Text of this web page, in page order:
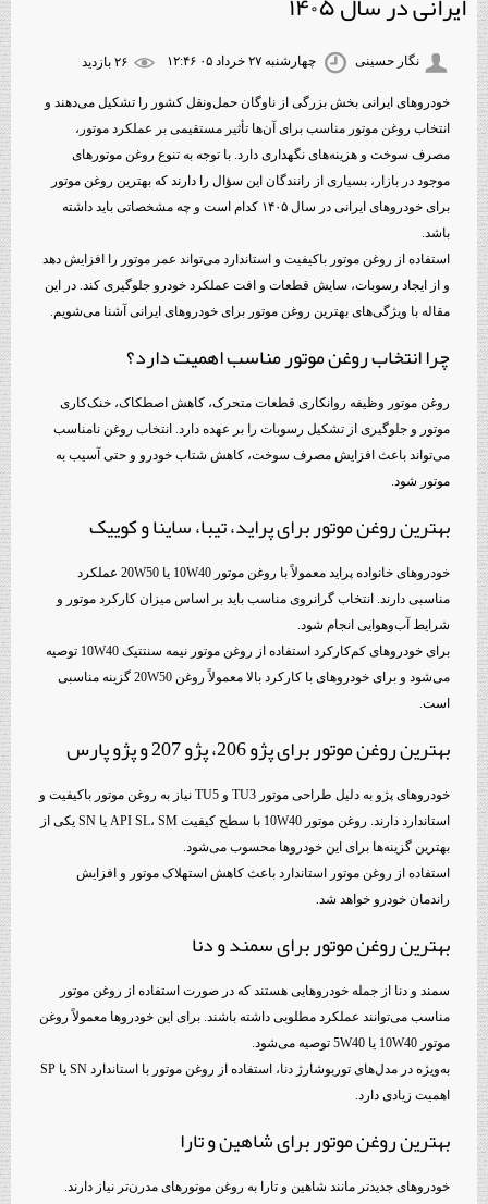
نگار حسینی چهارشنبه ۲۷ خرداد ۰۵ ۱۲:۴۶
خودروهای ایرانی بخش بزرگی از ناوگان حمل‌ونقل کشور را تشکیل می‌دهند و
انتخاب روغن موتور مناسب برای آن‌ها تأثیر مستقیمی بر عملکرد موتور،
مصرف سوخت و هزینه‌های نگهداری دارد. با توجه به تنوع روغن موتورهای
موجود در بازار، بسیاری از رانندگان این سؤال را دارند که بهترین روغن موتور
برای خودروهای ایرانی در سال ۱۴۰۵ کدام است و چه مشخصاتی باید داشته
باشد.
استفاده از روغن موتور باکیفیت و استاندارد می‌تواند عمر موتور را افزایش دهد
و از ایجاد رسوبات، سایش قطعات و افت عملکرد خودرو جلوگیری کند. در این
مقاله با ویژگی‌های بهترین روغن موتور برای خودروهای ایرانی آشنا می‌شویم.
چرا انتخاب روغن موتور مناسب اهمیت دارد؟
روغن موتور وظیفه روانکاری قطعات متحرک، کاهش اصطکاک، خنک‌کاری
موتور و جلوگیری از تشکیل رسوبات را بر عهده دارد. انتخاب روغن نامناسب
می‌تواند باعث افزایش مصرف سوخت، کاهش شتاب خودرو و حتی آسیب به
موتور شود.
بهترین روغن موتور برای پراید، تیبا، ساینا و کوییک
خودروهای خانواده پراید معمولاً با روغن موتور 10W40 یا 20W50 عملکرد
مناسبی دارند. انتخاب گرانروی مناسب باید بر اساس میزان کارکرد موتور و
شرایط آب‌وهوایی انجام شود.
برای خودروهای کم‌کارکرد استفاده از روغن موتور نیمه سنتتیک 10W40 توصیه
می‌شود و برای خودروهای با کارکرد بالا معمولاً روغن 20W50 گزینه مناسبی
است.
بهترین روغن موتور برای پژو 206، پژو 207 و پژو پارس
خودروهای پژو به دلیل طراحی موتور TU3 و TU5 نیاز به روغن موتور باکیفیت و
استاندارد دارند. روغن موتور 10W40 با سطح کیفیت API SL، SM یا SN یکی از
بهترین گزینه‌ها برای این خودروها محسوب می‌شود.
استفاده از روغن موتور استاندارد باعث کاهش استهلاک موتور و افزایش
راندمان خودرو خواهد شد.
بهترین روغن موتور برای سمند و دنا
سمند و دنا از جمله خودروهایی هستند که در صورت استفاده از روغن موتور
مناسب می‌توانند عملکرد مطلوبی داشته باشند. برای این خودروها معمولاً روغن
موتور 10W40 یا 5W40 توصیه می‌شود.
به‌ویژه در مدل‌های توربوشارژ دنا، استفاده از روغن موتور با استاندارد SN یا SP
اهمیت زیادی دارد.
بهترین روغن موتور برای شاهین و تارا
خودروهای جدیدتر مانند شاهین و تارا به روغن موتورهای مدرن‌تر نیاز دارند.